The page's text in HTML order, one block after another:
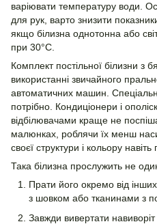
варіювати температуру води.
для рук, варто знизити
якщо білизна однотонна або
при 30°С.
Комплект постільної білизни з
використанні звичайного
автоматичних машин.
потрібно. Кондиціонери і
відбілювачами краще не
малюнках, роблячи їх менш
своєї структури і кольору
Така білизна прослужить не
Прати його окремо від
з шовком або тканинами з
Завжди вивертати